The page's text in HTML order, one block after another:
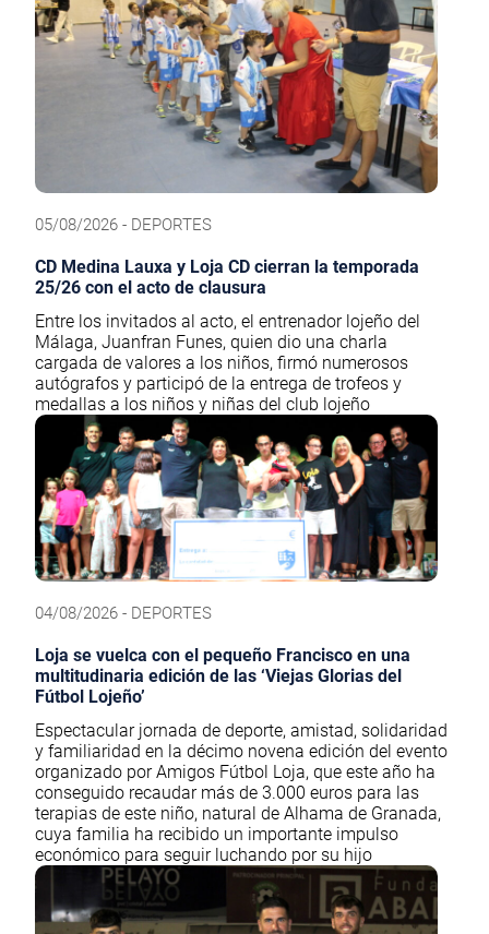
05/08/2026 - DEPORTES
CD Medina Lauxa y Loja CD cierran la temporada
25/26 con el acto de clausura
Entre los invitados al acto, el entrenador lojeño del
Málaga, Juanfran Funes, quien dio una charla
cargada de valores a los niños, firmó numerosos
autógrafos y participó de la entrega de trofeos y
medallas a los niños y niñas del club lojeño
04/08/2026 - DEPORTES
Loja se vuelca con el pequeño Francisco en una
multitudinaria edición de las ‘Viejas Glorias del
Fútbol Lojeño’
Espectacular jornada de deporte, amistad, solidaridad
y familiaridad en la décimo novena edición del evento
organizado por Amigos Fútbol Loja, que este año ha
conseguido recaudar más de 3.000 euros para las
terapias de este niño, natural de Alhama de Granada,
cuya familia ha recibido un importante impulso
económico para seguir luchando por su hijo